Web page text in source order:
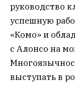
руководство
успешную
«Комо» и
с Алонсо на
выступать в